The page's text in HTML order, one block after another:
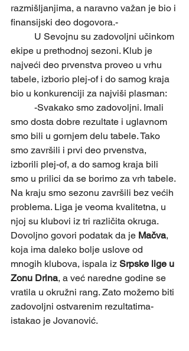
razmišljanjima, a naravno važan je bio i
finansijski deo dogovora.-
ekipe u prethodnoj sezoni. Klub je
najveći deo prvenstva proveo u vrhu
tabele, izborio plej-of i do samog kraja
bio u konkurenciji za najviši plasman:
smo dosta dobre rezultate i uglavnom
smo bili u gornjem delu tabele. Tako
smo završili i prvi deo prvenstva,
izborili plej-of, a do samog kraja bili
smo u prilici da se borimo za vrh tabele.
Na kraju smo sezonu završili bez većih
problema. Liga je veoma kvalitetna, u
njoj su klubovi iz tri različita okruga.
Dovoljno govori podatak da je Mačva,
koja ima daleko bolje uslove od
mnogih klubova, ispala iz Srpske lige u
Zonu Drina, a već naredne godine se
vratila u okružni rang. Zato možemo biti
zadovoljni ostvarenim rezultatima-
istakao je Jovanović.